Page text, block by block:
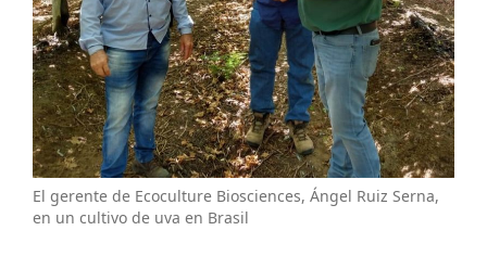
El gerente de Ecoculture Biosciences, Ángel Ruiz Serna,
en un cultivo de uva en Brasil